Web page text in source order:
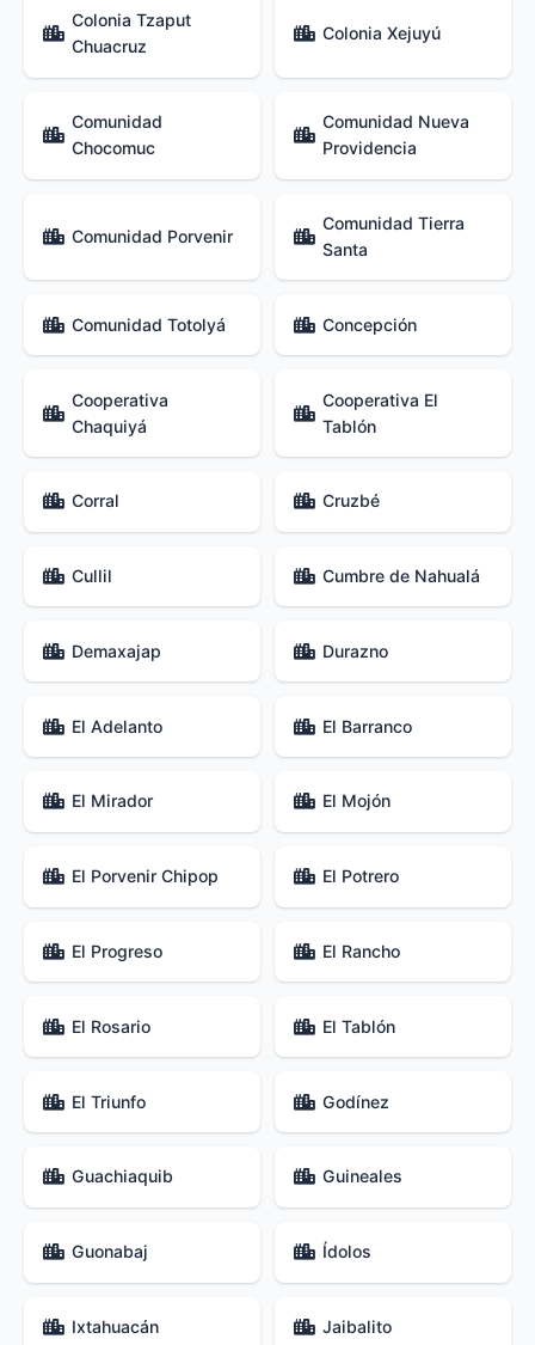
Colonia Tzaput
Chuacruz
Colonia Xejuyú
Comunidad
Chocomuc
Comunidad Nueva
Providencia
Comunidad Porvenir
Comunidad Tierra
Santa
Comunidad Totolyá Concepción
Cooperativa
Chaquiyá
Cooperativa El
Tablón
Corral Cruzbé
Cullil Cumbre de Nahualá
Demaxajap Durazno
El Adelanto El Barranco
El Mirador El Mojón
El Porvenir Chipop El Potrero
El Progreso El Rancho
El Rosario El Tablón
El Triunfo Godínez
Guachiaquib Guineales
Guonabaj Ídolos
Ixtahuacán Jaibalito